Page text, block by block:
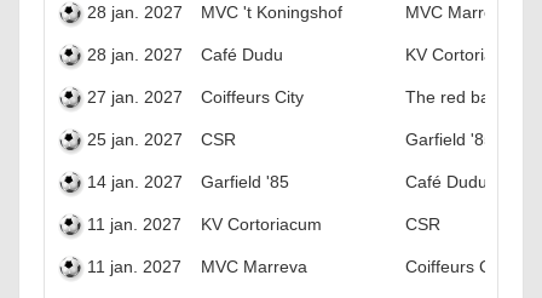
28 jan. 2027 MVC 't Koningshof MVC Marreva
28 jan. 2027 Café Dudu KV Cortoriacum
27 jan. 2027 Coiffeurs City The red bastards
25 jan. 2027 CSR Garfield '85
14 jan. 2027 Garfield '85 Café Dudu
11 jan. 2027 KV Cortoriacum CSR
11 jan. 2027 MVC Marreva Coiffeurs City